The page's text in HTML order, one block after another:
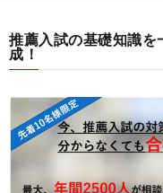
推薦入試の基礎知識を
成！